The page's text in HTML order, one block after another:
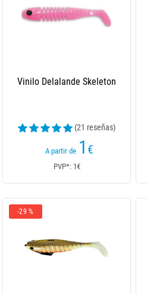
Vinilo Delalande Skeleton
(21 reseñas)
A partir de 1 €
PVP*: 1€
-29 %